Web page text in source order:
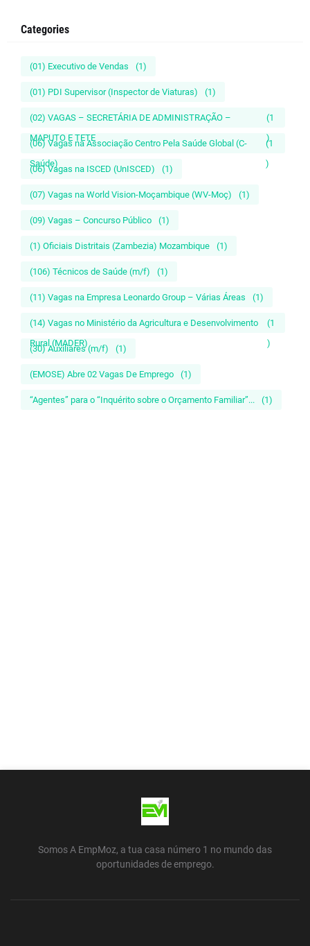
Categories
(01) Executivo de Vendas (1)
(01) PDI Supervisor (Inspector de Viaturas) (1)
(02) VAGAS – SECRETÁRIA DE ADMINISTRAÇÃO –
MAPUTO E TETE
(1
)
(06) Vagas na Associação Centro Pela Saúde Global (C-
Saúde)
(1
)
(06) Vagas na ISCED (UnISCED) (1)
(07) Vagas na World Vision-Moçambique (WV-Moç) (1)
(09) Vagas – Concurso Público (1)
(1) Oficiais Distritais (Zambezia) Mozambique (1)
(106) Técnicos de Saúde (m/f) (1)
(11) Vagas na Empresa Leonardo Group – Várias Áreas (1)
(14) Vagas no Ministério da Agricultura e Desenvolvimento
Rural (MADER)
(1
)
(30) Auxiliares (m/f) (1)
(EMOSE) Abre 02 Vagas De Emprego (1)
“Agentes” para o “Inquérito sobre o Orçamento Familiar”... (1)
Somos A EmpMoz, a tua casa número 1 no mundo das
oportunidades de emprego.